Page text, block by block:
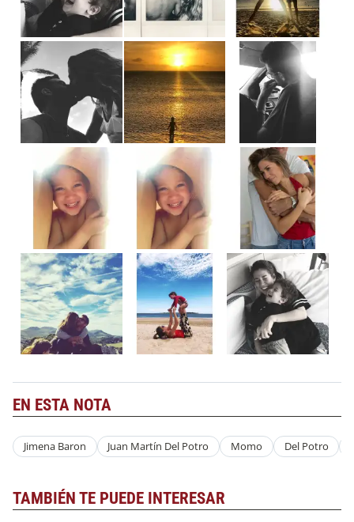
EN ESTA NOTA
Jimena Baron Juan Martín Del Potro Momo Del Potro
TAMBIÉN TE PUEDE INTERESAR